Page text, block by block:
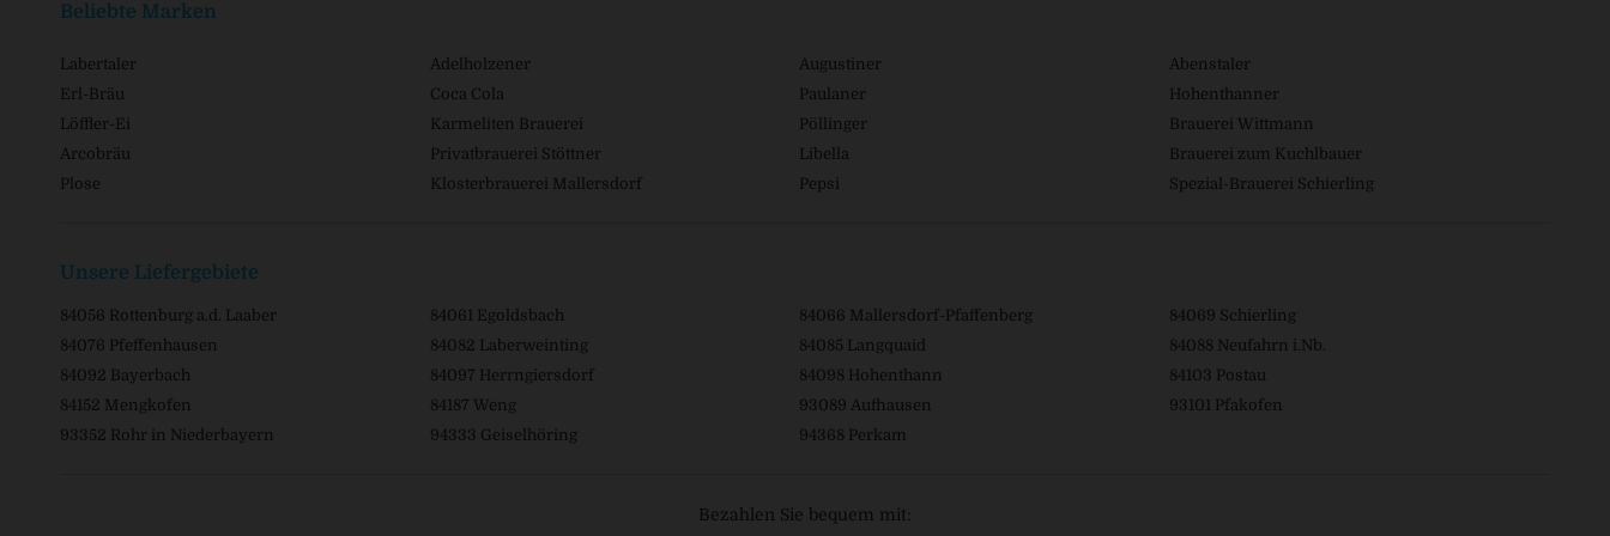
Beliebte Marken
Labertaler Adelholzener Augustiner
Abenstaler
Erl-Bräu
Coca Cola Paulaner
Hohenthanner
Löffler-Ei
Karmeliten Brauerei Pöllinger
Brauerei Wittmann
Arcobräu
Privatbrauerei Stöttner Libella
Brauerei zum Kuchlbauer
Plose
Klosterbrauerei Mallersdorf Pepsi Spezial-Brauerei Schierling
Unsere Liefergebiete
84056 Rottenburg a.d. Laaber 84061 Egoldsbach 84066 Mallersdorf-Pfaffenberg
84069 Schierling
84076 Pfeffenhausen
84082 Laberweinting 84085 Langquaid
84088 Neufahrn i.Nb.
84092 Bayerbach
84097 Herrngiersdorf 84098 Hohenthann
84103 Postau
84152 Mengkofen
84187 Weng 93089 Aufhausen
93101 Pfakofen
93352 Rohr in Niederbayern
94333 Geiselhöring 94368 Perkam
Bezahlen Sie bequem mit: